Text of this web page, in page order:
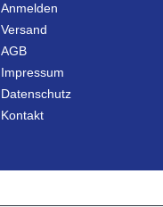
Anmelden
Versand
AGB
Impressum
Datenschutz
Kontakt